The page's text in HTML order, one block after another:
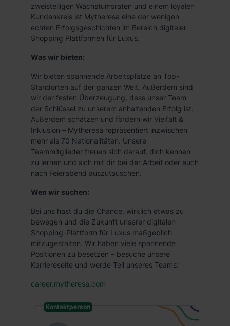
zweistelligen Wachstumsraten und einem loyalen
Kundenkreis ist Mytheresa eine der wenigen
echten Erfolgsgeschichten im Bereich digitaler
Shopping Plattformen für Luxus.
Was wir bieten:
Wir bieten spannende Arbeitsplätze an Top-
Standorten auf der ganzen Welt. Außerdem sind
wir der festen Überzeugung, dass unser Team
der Schlüssel zu unserem anhaltenden Erfolg ist.
Außerdem schätzen und fördern wir Vielfalt &
Inklusion – Mytheresa repräsentiert inzwischen
mehr als 70 Nationalitäten. Unsere
Teammitglieder freuen sich darauf, dich kennen
zu lernen und sich mit dir bei der Arbeit oder auch
nach Feierabend auszutauschen.
Wen wir suchen:
Bei uns hast du die Chance, wirklich etwas zu
bewegen und die Zukunft unserer digitalen
Shopping-Plattform für Luxus maßgeblich
mitzugestalten. Wir haben viele spannende
Positionen zu besetzen – besuche unsere
Karriereseite und werde Teil unseres Teams:
career.mytheresa.com
Kontaktperson